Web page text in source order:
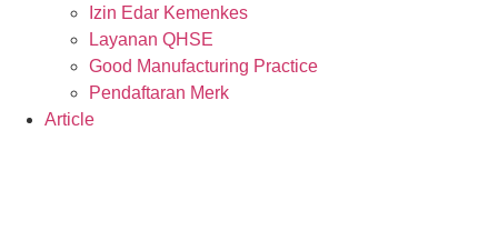
Izin Edar Kemenkes
Layanan QHSE
Good Manufacturing Practice
Pendaftaran Merk
Article